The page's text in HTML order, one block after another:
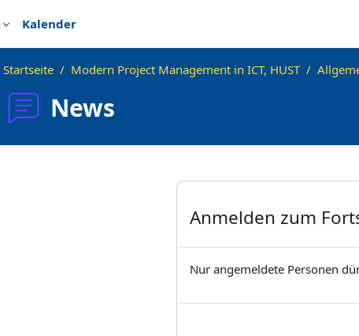
Kalender
Startseite Modern Project Management in ICT, HUST
News
Anmelden zum
Nur angemeldete Personen